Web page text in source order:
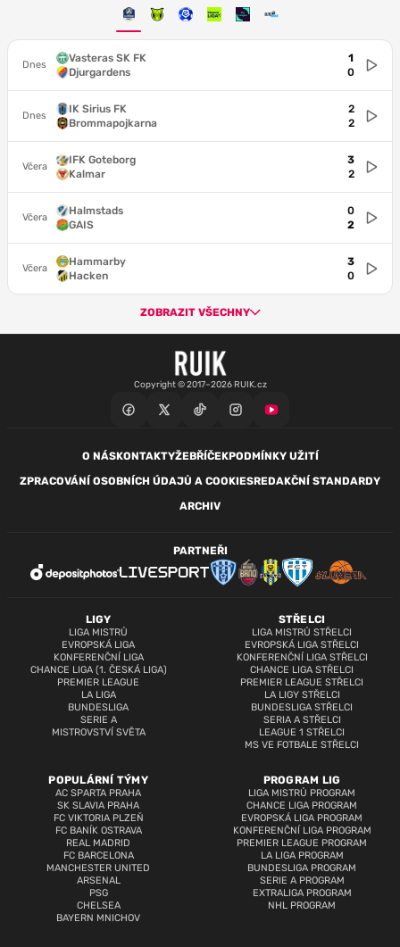
Dnes
Vasteras SK FK
Djurgardens
1
0
Dnes
IK Sirius FK
Brommapojkarna
2
2
Včera
IFK Goteborg
Kalmar
3
2
Včera
Halmstads
GAIS
0
2
Včera
Hammarby
Hacken
3
0
ZOBRAZIT VŠECHNY
Copyright © 2017–2026 RUIK.cz
O NÁSKONTAKTYŽEBŘÍČEKPODMÍNKY UŽITÍ
ZPRACOVÁNÍ OSOBNÍCH ÚDAJŮ A COOKIESREDAKČNÍ STANDARDY
ARCHIV
LIGY
LIGA MISTRŮ
EVROPSKÁ LIGA
KONFERENČNÍ LIGA
CHANCE LIGA (1. ČESKÁ LIGA)
PREMIER LEAGUE
LA LIGA
BUNDESLIGA
SERIE A
MISTROVSTVÍ SVĚTA
STŘELCI
LIGA MISTRŮ STŘELCI
EVROPSKÁ LIGA STŘELCI
KONFERENČNÍ LIGA STŘELCI
CHANCE LIGA STŘELCI
PREMIER LEAGUE STŘELCI
LA LIGY STŘELCI
BUNDESLIGA STŘELCI
SERIA A STŘELCI
LEAGUE 1 STŘELCI
MS VE FOTBALE STŘELCI
POPULÁRNÍ TÝMY
AC SPARTA PRAHA
SK SLAVIA PRAHA
FC VIKTORIA PLZEŇ
FC BANÍK OSTRAVA
REAL MADRID
FC BARCELONA
MANCHESTER UNITED
ARSENAL
PSG
CHELSEA
BAYERN MNICHOV
PROGRAM LIG
LIGA MISTRŮ PROGRAM
CHANCE LIGA PROGRAM
EVROPSKÁ LIGA PROGRAM
KONFERENČNÍ LIGA PROGRAM
PREMIER LEAGUE PROGRAM
LA LIGA PROGRAM
BUNDESLIGA PROGRAM
SERIE A PROGRAM
EXTRALIGA PROGRAM
NHL PROGRAM
PARTNEŘI